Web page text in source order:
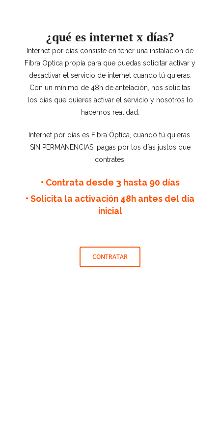
¿qué es internet x días?
Internet por días consiste en tener una instalación de
Fibra Óptica propia para que puedas solicitar activar y
desactivar el servicio de internet cuando tú quieras.
Con un mínimo de 48h de antelación, nos solicitas
los días que quieres activar el servicio y nosotros lo
hacemos realidad.
Internet por días es Fibra Óptica, cuando tú quieras.
SIN PERMANENCIAS, pagas por los días justos que
contrates.
• Contrata desde 3 hasta 90 días
• Solicita la activación 48h antes del día
inicial
CONTRATAR